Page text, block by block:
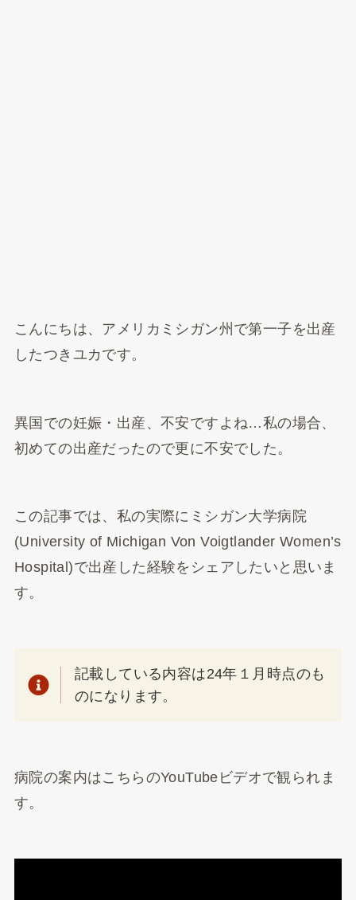
こんにちは、アメリカミシガン州で第一子を出産
したつきユカです。
異国での妊娠・出産、不安ですよね…私の場合、
初めての出産だったので更に不安でした。
この記事では、私の実際にミシガン大学病院
(University of Michigan Von Voigtlander Women’s
Hospital)で出産した経験をシェアしたいと思いま
す。
記載している内容は24年１月時点のも
のになります。
病院の案内はこちらのYouTubeビデオで観られま
す。